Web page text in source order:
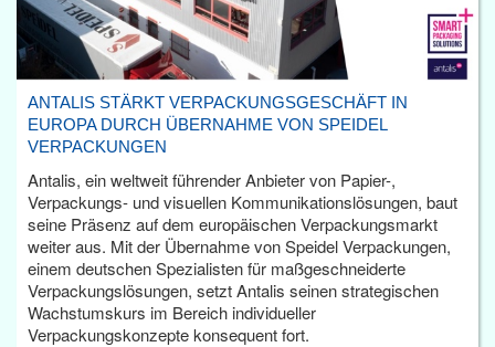
ANTALIS STÄRKT VERPACKUNGSGESCHÄFT IN
EUROPA DURCH ÜBERNAHME VON SPEIDEL
VERPACKUNGEN
Antalis, ein weltweit führender Anbieter von Papier-,
Verpackungs- und visuellen Kommunikationslösungen, baut
seine Präsenz auf dem europäischen Verpackungsmarkt
weiter aus. Mit der Übernahme von Speidel Verpackungen,
einem deutschen Spezialisten für maßgeschneiderte
Verpackungslösungen, setzt Antalis seinen strategischen
Wachstumskurs im Bereich individueller
Verpackungskonzepte konsequent fort.